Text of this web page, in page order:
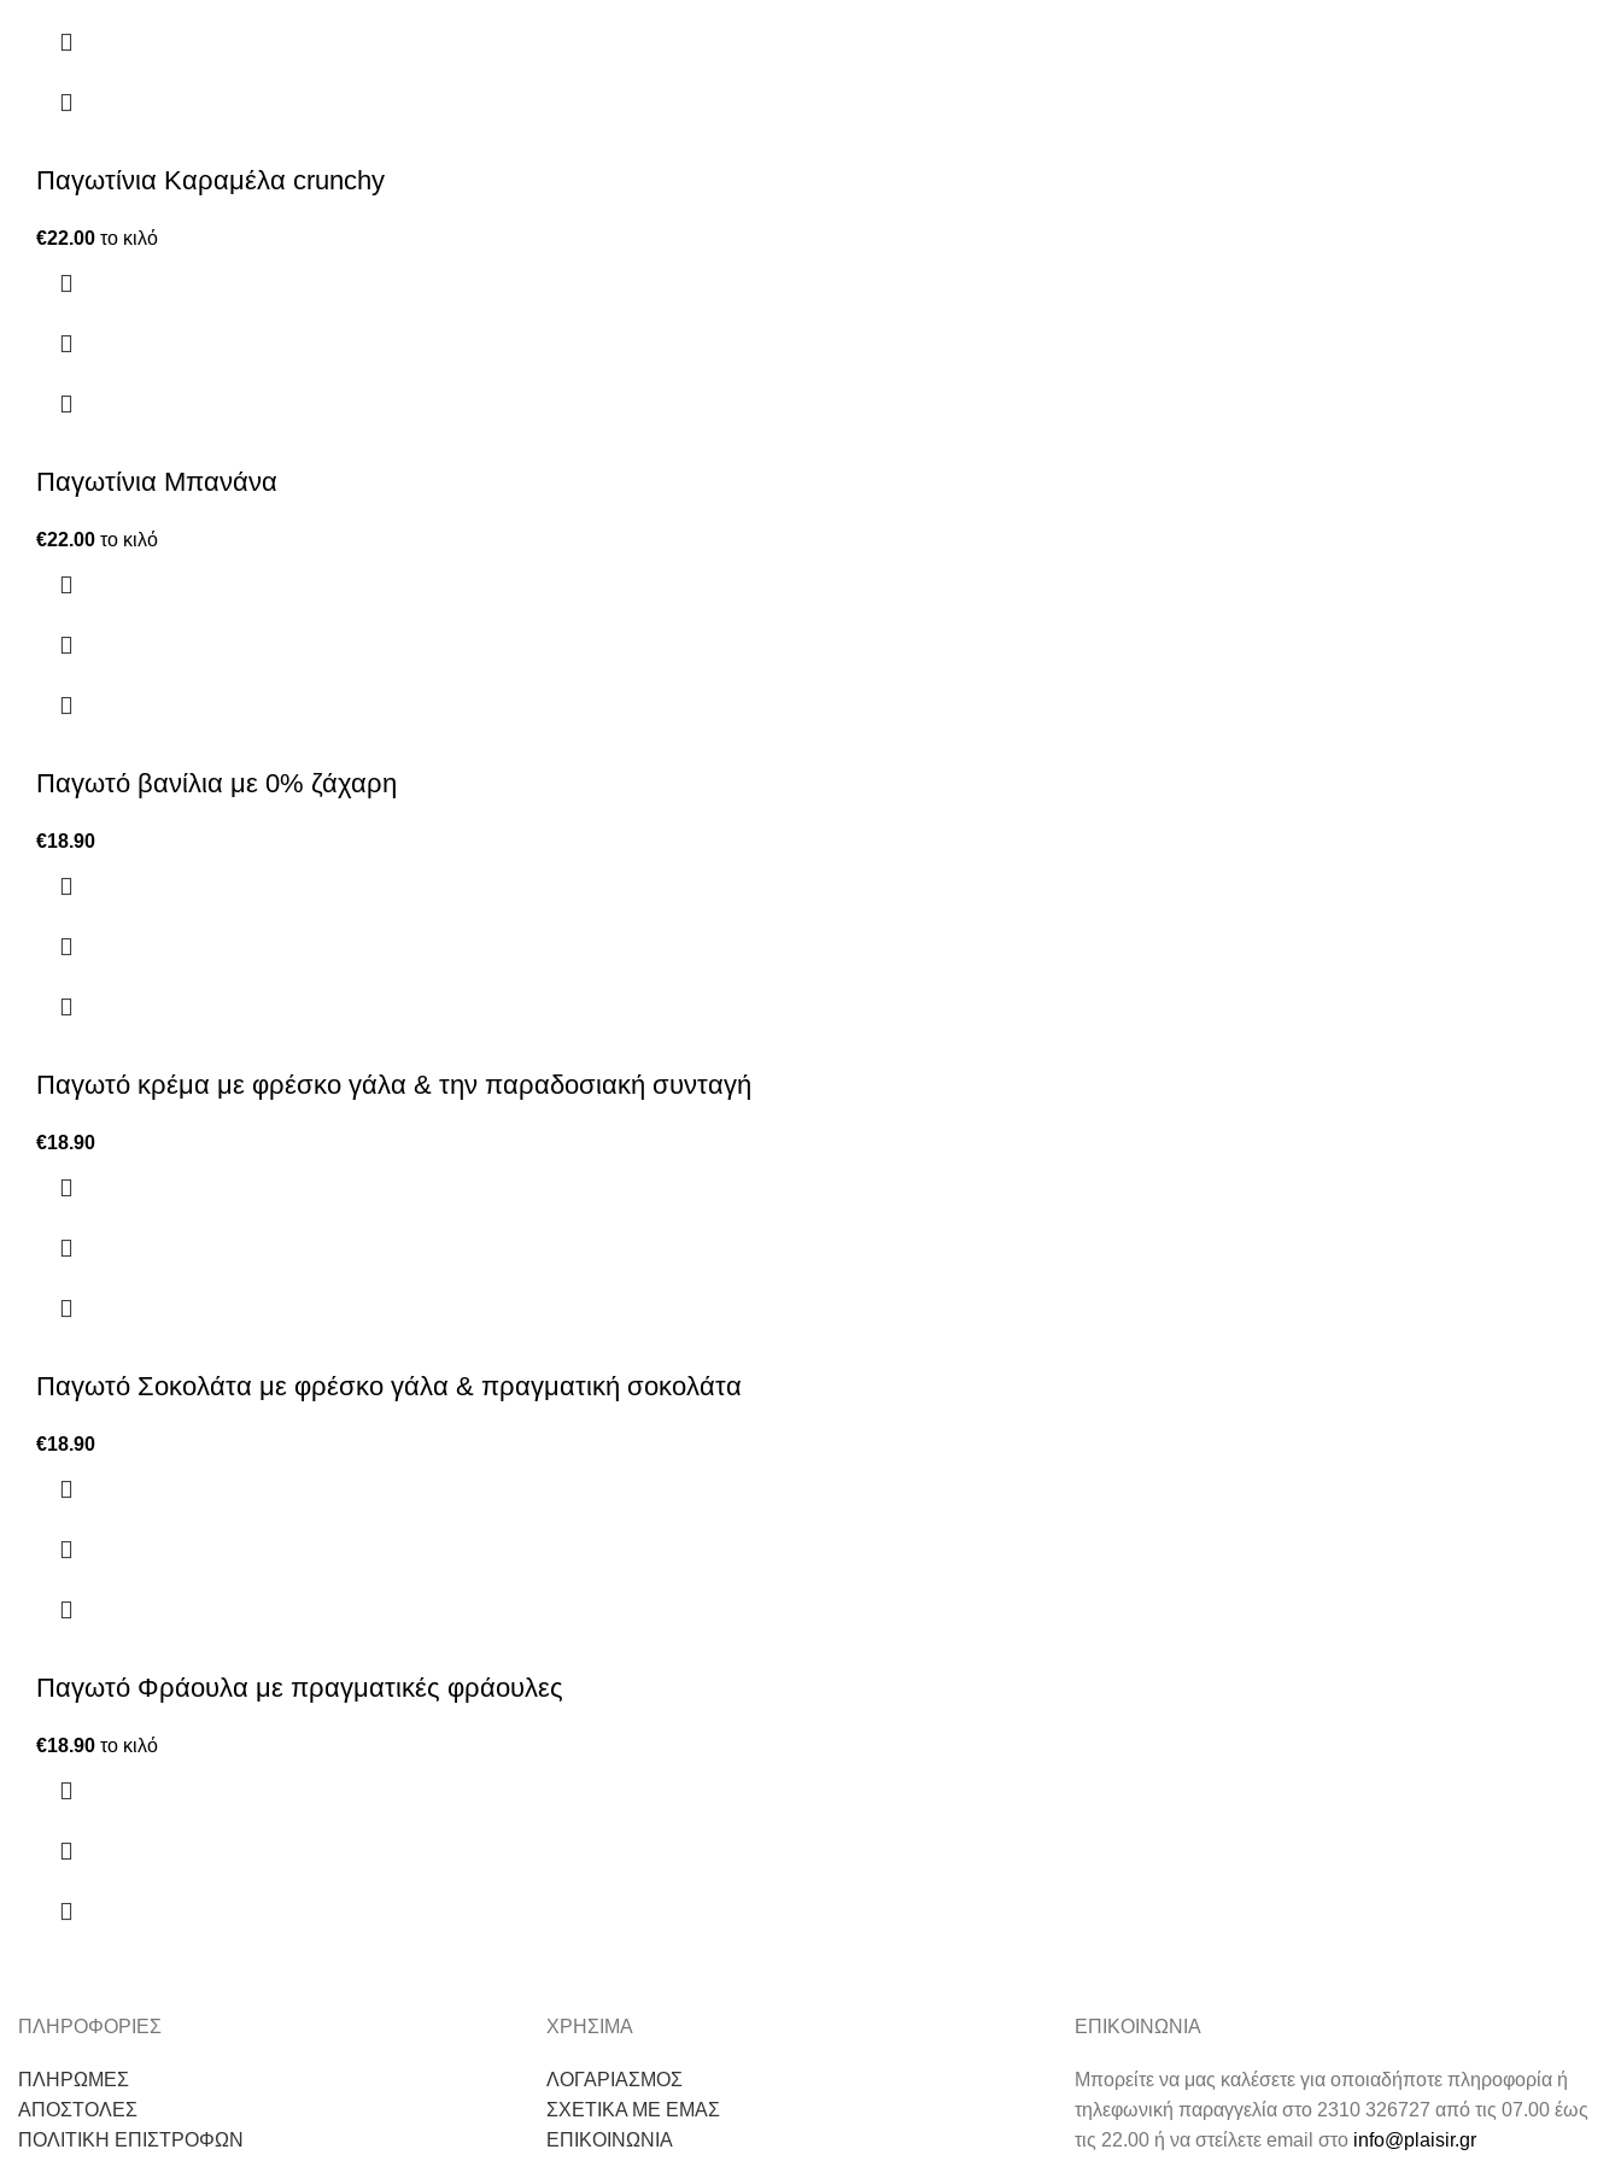
Παγωτίνια Καραμέλα crunchy
€22.00 το κιλό
Παγωτίνια Μπανάνα
€22.00 το κιλό
Παγωτό βανίλια με 0% ζάχαρη
€18.90
Παγωτό κρέμα με φρέσκο γάλα & την παραδοσιακή συνταγή
€18.90
Παγωτό Σοκολάτα με φρέσκο γάλα & πραγματική σοκολάτα
€18.90
Παγωτό Φράουλα με πραγματικές φράουλες
€18.90 το κιλό
ΠΛΗΡΟΦΟΡΙΕΣ
ΠΛΗΡΩΜΕΣ
ΑΠΟΣΤΟΛΕΣ
ΠΟΛΙΤΙΚΗ ΕΠΙΣΤΡΟΦΩΝ
ΧΡΗΣΙΜΑ
ΛΟΓΑΡΙΑΣΜΟΣ
ΣΧΕΤΙΚΑ ΜΕ ΕΜΑΣ
ΕΠΙΚΟΙΝΩΝΙΑ
ΕΠΙΚΟΙΝΩΝΙΑ
Μπορείτε να μας καλέσετε για οποιαδήποτε πληροφορία ή
τηλεφωνική παραγγελία στο 2310 326727 από τις 07.00 έως
τις 22.00 ή να στείλετε email στο info@plaisir.gr